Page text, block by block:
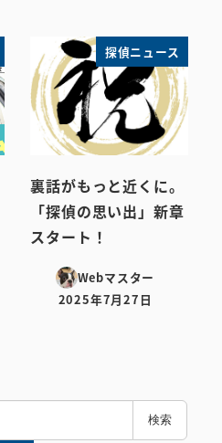
探偵ニュース
裏話がもっと近くに。
「探偵の思い出」新章
スタート！
Webマスター
投稿日
2025年7月27日
検索